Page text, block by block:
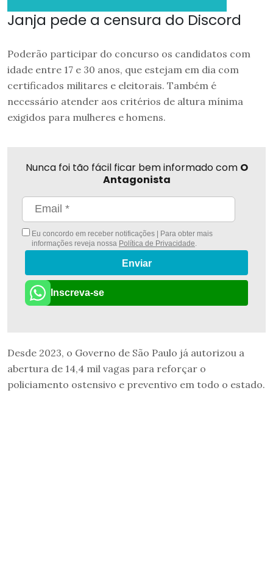
Janja pede a censura do Discord
Poderão participar do concurso os candidatos com
idade entre 17 e 30 anos, que estejam em dia com
certificados militares e eleitorais. Também é
necessário atender aos critérios de altura mínima
exigidos para mulheres e homens.
Nunca foi tão fácil ficar bem informado com O
Antagonista
Eu concordo em receber notificações | Para obter mais
informações reveja nossa Política de Privacidade
Enviar
Inscreva-se
Desde 2023, o Governo de São Paulo já autorizou a
abertura de 14,4 mil vagas para reforçar o
policiamento ostensivo e preventivo em todo o estado.